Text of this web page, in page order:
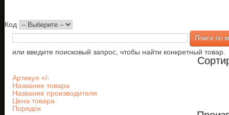
Код
или введите поисковый запрос, чтобы найти конкретный товар.
Артикул +/-
Название товара
Название производителя
Цена товара
Порядок